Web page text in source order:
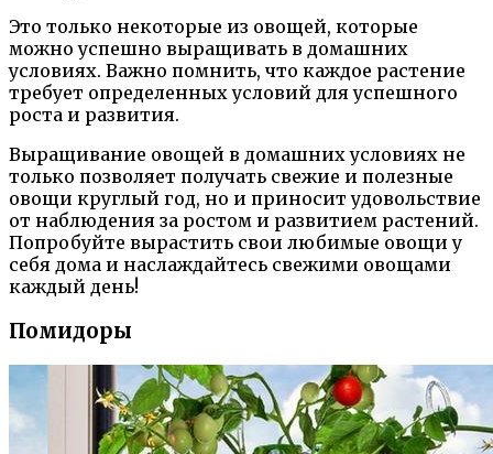
Это только некоторые из овощей, которые
можно успешно выращивать в домашних
условиях. Важно помнить, что каждое растение
требует определенных условий для успешного
роста и развития.
Выращивание овощей в домашних условиях не
только позволяет получать свежие и полезные
овощи круглый год, но и приносит удовольствие
от наблюдения за ростом и развитием растений.
Попробуйте вырастить свои любимые овощи у
себя дома и наслаждайтесь свежими овощами
каждый день!
Помидоры